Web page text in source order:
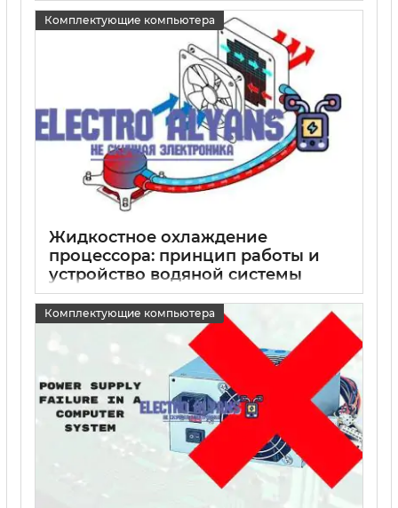
15 05 2025 0
Комплектующие компьютера
Жидкостное охлаждение
процессора: принцип работы и
устройство водяной системы
охлаждения
15 05 2025 0
Комплектующие компьютера